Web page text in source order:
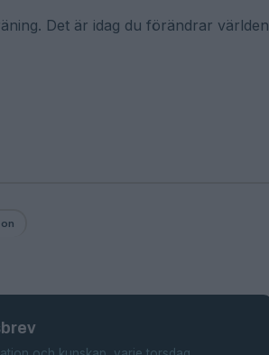
Det är idag du förändrar